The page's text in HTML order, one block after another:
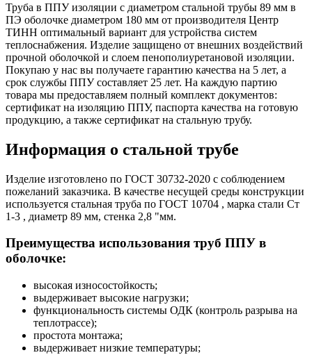
Труба в ППУ изоляции с диаметром стальной трубы 89 мм в
ПЭ оболочке диаметром 180 мм от производителя Центр
ТИНН оптимальный вариант для устройства систем
теплоснабжения. Изделие защищено от внешних воздействий
прочной оболочкой и слоем пенополиуретановой изоляции.
Покупаю у нас вы получаете гарантию качества на 5 лет, а
срок службы ППУ составляет 25 лет. На каждую партию
товара мы предоставляем полный комплект документов:
сертификат на изоляцию ППУ, паспорта качества на готовую
продукцию, а также сертификат на стальную трубу.
Информация о стальной трубе
Изделие изготовлено по ГОСТ 30732-2020 с соблюдением
пожеланий заказчика. В качестве несущей среды конструкции
используется стальная труба по ГОСТ 10704 , марка стали Ст
1-3 , диаметр 89 мм, стенка 2,8 "мм.
Преимущества использования труб ППУ в
оболочке:
высокая износостойкость;
выдерживает высокие нагрузки;
функциональность системы ОДК (контроль разрыва на
теплотрассе);
простота монтажа;
выдерживает низкие температуры;